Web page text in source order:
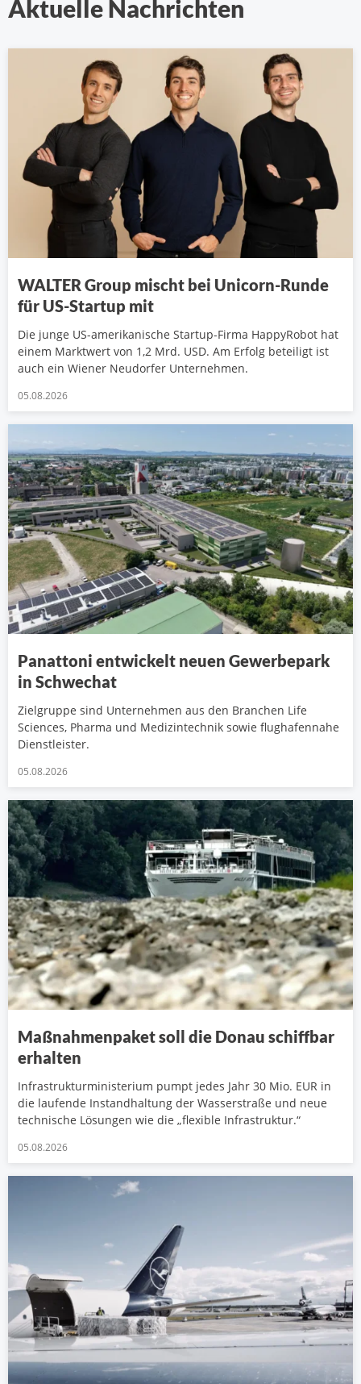
Aktuelle Nachrichten
WALTER Group mischt bei Unicorn-Runde
für US-Startup mit
Die junge US-amerikanische Startup-Firma HappyRobot hat
einem Marktwert von 1,2 Mrd. USD. Am Erfolg beteiligt ist
auch ein Wiener Neudorfer Unternehmen.
05.08.2026
Panattoni entwickelt neuen Gewerbepark
in Schwechat
Zielgruppe sind Unternehmen aus den Branchen Life
Sciences, Pharma und Medizintechnik sowie flughafennahe
Dienstleister.
05.08.2026
Maßnahmenpaket soll die Donau schiffbar
erhalten
Infrastrukturministerium pumpt jedes Jahr 30 Mio. EUR in
die laufende Instandhaltung der Wasserstraße und neue
technische Lösungen wie die „flexible Infrastruktur.“
05.08.2026